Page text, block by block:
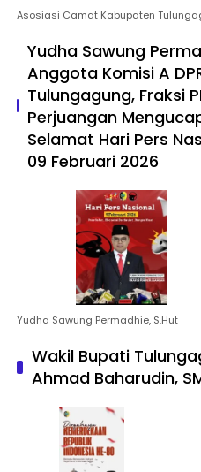
Asosiasi Camat Kabupaten
Yudha Sawung
Anggota Komisi A
Tulungagung, Fraksi
Perjuangan
Selamat Hari Pers
09 Februari 2026
Yudha Sawung Permadhie, S.Hut
Wakil Bupati
Ahmad Baharudin,